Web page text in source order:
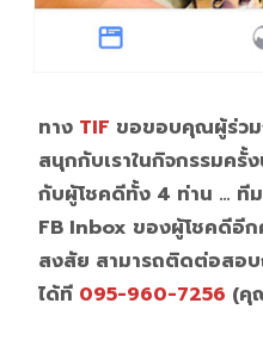
ทาง TIF ขอขอบคุณผู้ร่ว
สนุกกับเราในกิจกรรมค
กับผู้โชคดีทั้ง 4 ท่าน … ที
FB Inbox ของผู้โชคดีอี
สงสัย สามารถติดต่อสอ
ได้ที 095-960-7256 (คุ